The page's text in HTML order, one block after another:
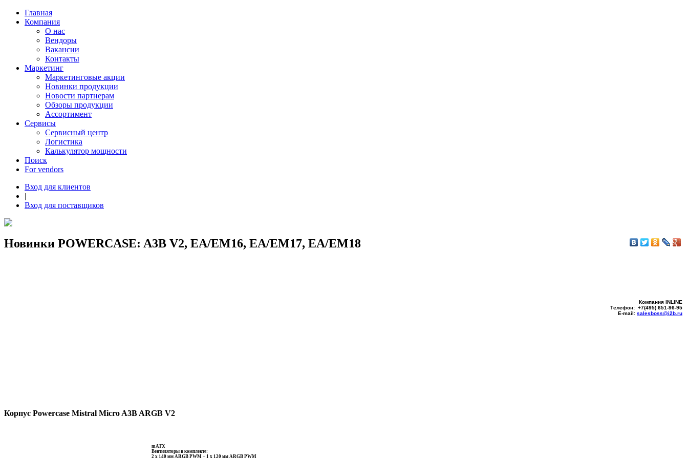
Главная
Компания
О нас
Вендоры
Вакансии
Контакты
Маркетинг
Маркетинговые акции
Новинки продукции
Новости партнерам
Обзоры продукции
Ассортимент
Сервисы
Сервисный центр
Логистика
Калькулятор мощности
Поиск
For vendors
Вход для клиентов
|
Вход для поставщиков
Новинки POWERCASE: A3B V2, EA/ЕМ16, EA/ЕМ17, EA/ЕМ18
Компания INLINE
Телефон: +7(495) 651-96-95
E-mail: salesboss@i2b.ru
Корпус Powercase Mistral Micro A3B ARGB V2
mATX
Вентиляторы в комплекте:
2 x 140 мм ARGB PWM + 1 x 120 мм ARGB PWM